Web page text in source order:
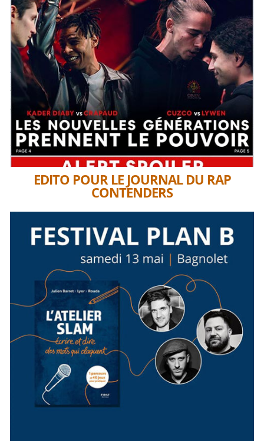
EDITO POUR LE JOURNAL DU RAP
CONTENDERS